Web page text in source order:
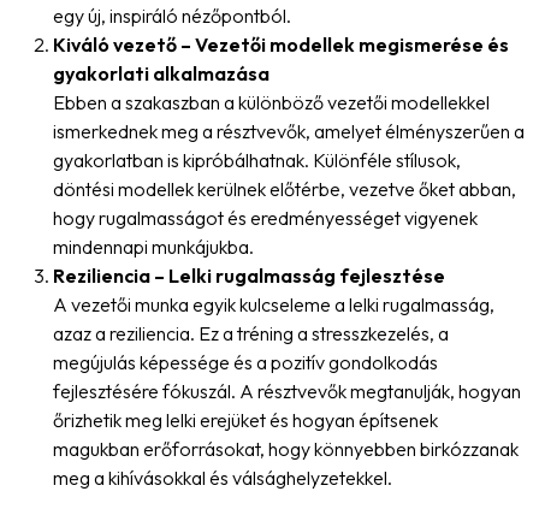
egy új, inspiráló nézőpontból.
Kiváló vezető – Vezetői modellek megismerése és
gyakorlati alkalmazása
Ebben a szakaszban a különböző vezetői modellekkel
ismerkednek meg a résztvevők, amelyet élményszerűen a
gyakorlatban is kipróbálhatnak. Különféle stílusok,
döntési modellek kerülnek előtérbe, vezetve őket abban,
hogy rugalmasságot és eredményességet vigyenek
mindennapi munkájukba.
Reziliencia – Lelki rugalmasság fejlesztése
A vezetői munka egyik kulcseleme a lelki rugalmasság,
azaz a reziliencia. Ez a tréning a stresszkezelés, a
megújulás képessége és a pozitív gondolkodás
fejlesztésére fókuszál. A résztvevők megtanulják, hogyan
őrizhetik meg lelki erejüket és hogyan építsenek
magukban erőforrásokat, hogy könnyebben birkózzanak
meg a kihívásokkal és válsághelyzetekkel.